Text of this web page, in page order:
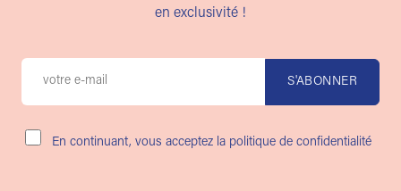
en exclusivité !
En continuant, vous acceptez la politique de confidentialité